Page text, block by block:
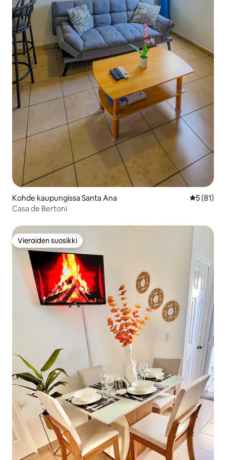
Kohde kaupungissa Santa Ana
5 (81)
Casa de Bertoni
Vieraiden suosikki
Vieraiden suosikki